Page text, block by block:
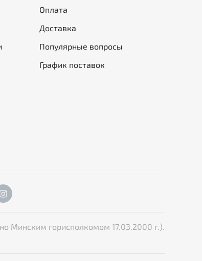
Оплата
Доставка
Популярные вопросы
График поставок
Минским горисполкомом 17.03.2000 г.).